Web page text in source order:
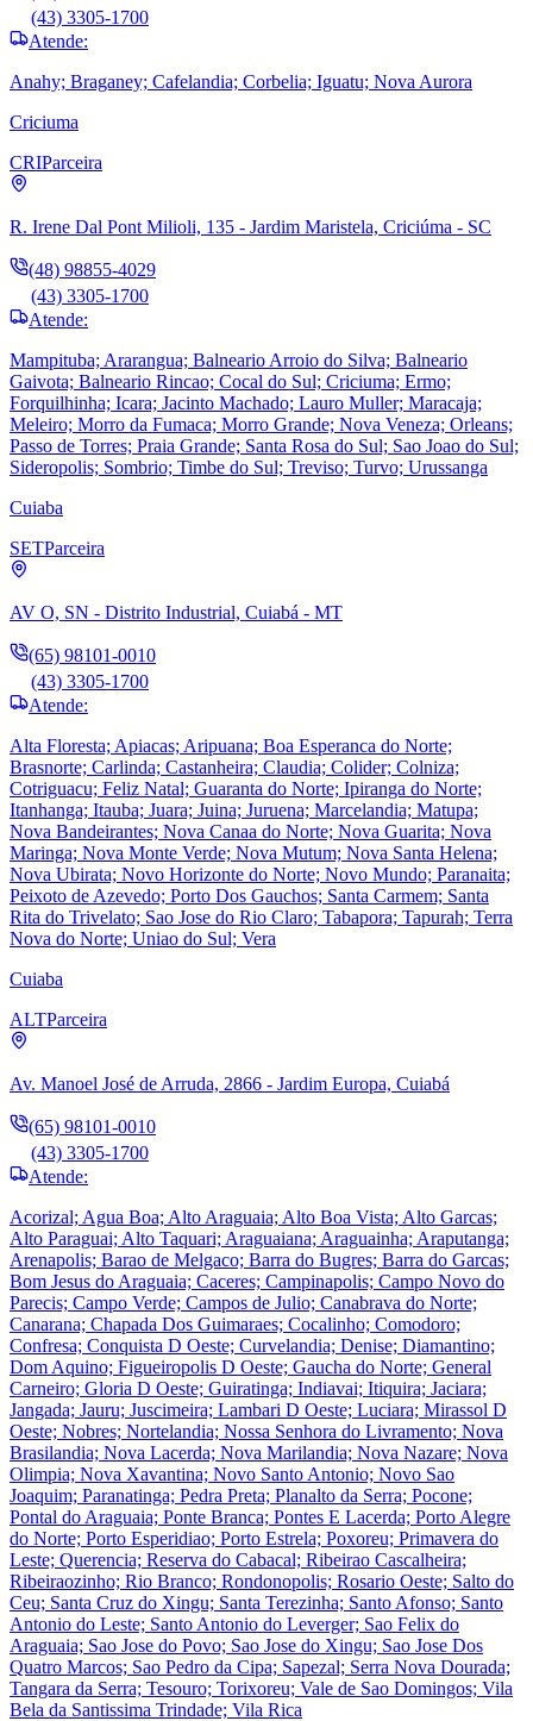
(43) 3305-1700
Atende:
Anahy; Braganey; Cafelandia; Corbelia; Iguatu; Nova Aurora
Criciuma
CRIParceira
R. Irene Dal Pont Milioli, 135 - Jardim Maristela, Criciúma - SC
(48) 98855-4029
(43) 3305-1700
Atende:
Mampituba; Ararangua; Balneario Arroio do Silva; Balneario
Gaivota; Balneario Rincao; Cocal do Sul; Criciuma; Ermo;
Forquilhinha; Icara; Jacinto Machado; Lauro Muller; Maracaja;
Meleiro; Morro da Fumaca; Morro Grande; Nova Veneza; Orleans;
Passo de Torres; Praia Grande; Santa Rosa do Sul; Sao Joao do Sul;
Sideropolis; Sombrio; Timbe do Sul; Treviso; Turvo; Urussanga
Cuiaba
SETParceira
AV O, SN - Distrito Industrial, Cuiabá - MT
(65) 98101-0010
(43) 3305-1700
Atende:
Alta Floresta; Apiacas; Aripuana; Boa Esperanca do Norte;
Brasnorte; Carlinda; Castanheira; Claudia; Colider; Colniza;
Cotriguacu; Feliz Natal; Guaranta do Norte; Ipiranga do Norte;
Itanhanga; Itauba; Juara; Juina; Juruena; Marcelandia; Matupa;
Nova Bandeirantes; Nova Canaa do Norte; Nova Guarita; Nova
Maringa; Nova Monte Verde; Nova Mutum; Nova Santa Helena;
Nova Ubirata; Novo Horizonte do Norte; Novo Mundo; Paranaita;
Peixoto de Azevedo; Porto Dos Gauchos; Santa Carmem; Santa
Rita do Trivelato; Sao Jose do Rio Claro; Tabapora; Tapurah; Terra
Nova do Norte; Uniao do Sul; Vera
Cuiaba
ALTParceira
Av. Manoel José de Arruda, 2866 - Jardim Europa, Cuiabá
(65) 98101-0010
(43) 3305-1700
Atende:
Acorizal; Agua Boa; Alto Araguaia; Alto Boa Vista; Alto Garcas;
Alto Paraguai; Alto Taquari; Araguaiana; Araguainha; Araputanga;
Arenapolis; Barao de Melgaco; Barra do Bugres; Barra do Garcas;
Bom Jesus do Araguaia; Caceres; Campinapolis; Campo Novo do
Parecis; Campo Verde; Campos de Julio; Canabrava do Norte;
Canarana; Chapada Dos Guimaraes; Cocalinho; Comodoro;
Confresa; Conquista D Oeste; Curvelandia; Denise; Diamantino;
Dom Aquino; Figueiropolis D Oeste; Gaucha do Norte; General
Carneiro; Gloria D Oeste; Guiratinga; Indiavai; Itiquira; Jaciara;
Jangada; Jauru; Juscimeira; Lambari D Oeste; Luciara; Mirassol D
Oeste; Nobres; Nortelandia; Nossa Senhora do Livramento; Nova
Brasilandia; Nova Lacerda; Nova Marilandia; Nova Nazare; Nova
Olimpia; Nova Xavantina; Novo Santo Antonio; Novo Sao
Joaquim; Paranatinga; Pedra Preta; Planalto da Serra; Pocone;
Pontal do Araguaia; Ponte Branca; Pontes E Lacerda; Porto Alegre
do Norte; Porto Esperidiao; Porto Estrela; Poxoreu; Primavera do
Leste; Querencia; Reserva do Cabacal; Ribeirao Cascalheira;
Ribeiraozinho; Rio Branco; Rondonopolis; Rosario Oeste; Salto do
Ceu; Santa Cruz do Xingu; Santa Terezinha; Santo Afonso; Santo
Antonio do Leste; Santo Antonio do Leverger; Sao Felix do
Araguaia; Sao Jose do Povo; Sao Jose do Xingu; Sao Jose Dos
Quatro Marcos; Sao Pedro da Cipa; Sapezal; Serra Nova Dourada;
Tangara da Serra; Tesouro; Torixoreu; Vale de Sao Domingos; Vila
Bela da Santissima Trindade; Vila Rica